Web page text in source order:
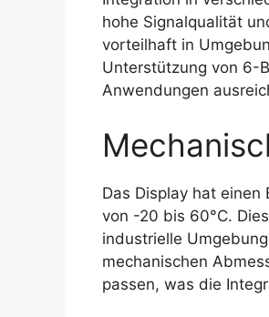
hohe Signalqualität
vorteilhaft in
Unterstützung von 6-
Anwendungen
Das Display hat
von -20 bis 60°C.
industrielle
mechanischen
passen, was die